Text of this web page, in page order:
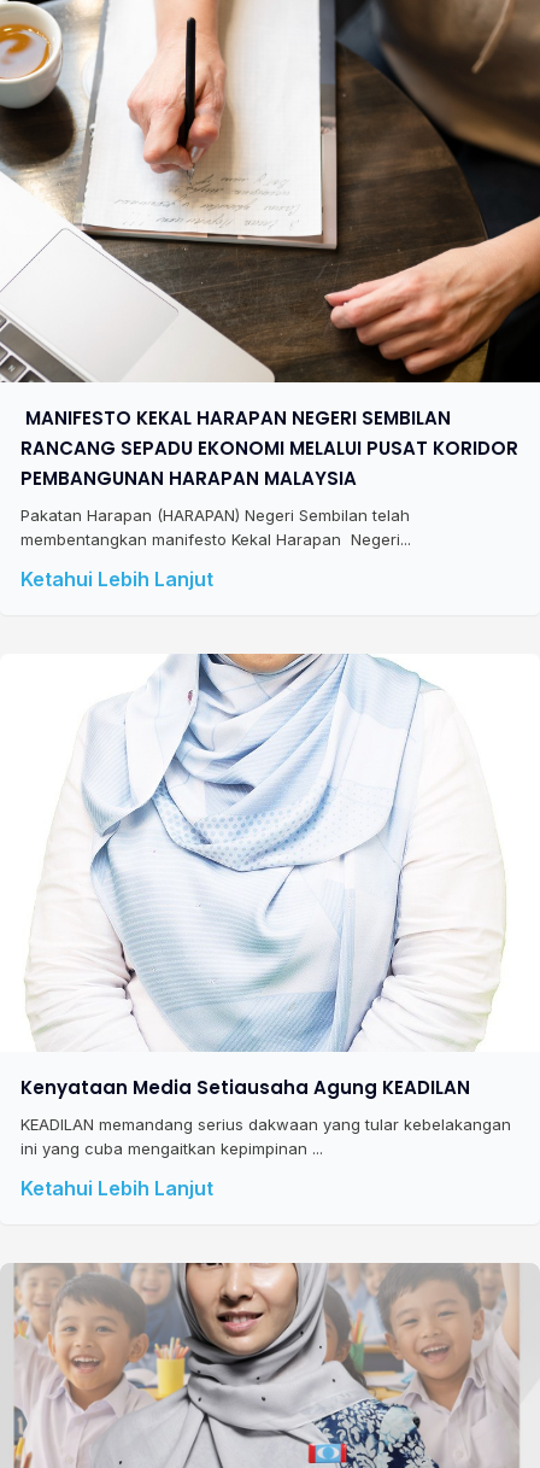
​ MANIFESTO KEKAL HARAPAN NEGERI SEMBILAN
RANCANG SEPADU EKONOMI MELALUI PUSAT KORIDOR
PEMBANGUNAN HARAPAN MALAYSIA
Pakatan Harapan (HARAPAN) Negeri Sembilan telah
membentangkan manifesto Kekal Harapan Negeri...
Ketahui Lebih Lanjut
Kenyataan Media Setiausaha Agung KEADILAN
KEADILAN memandang serius dakwaan yang tular kebelakangan
ini yang cuba mengaitkan kepimpinan ...
Ketahui Lebih Lanjut